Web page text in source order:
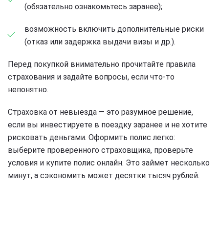
(обязательно ознакомьтесь заранее);
возможность включить дополнительные риски
(отказ или задержка выдачи визы и др.).
Перед покупкой внимательно прочитайте правила
страхования и задайте вопросы, если что-то
непонятно.
Страховка от невыезда — это разумное решение,
если вы инвестируете в поездку заранее и не хотите
рисковать деньгами. Оформить полис легко:
выберите проверенного страховщика, проверьте
условия и купите полис онлайн. Это займет несколько
минут, а сэкономить может десятки тысяч рублей.